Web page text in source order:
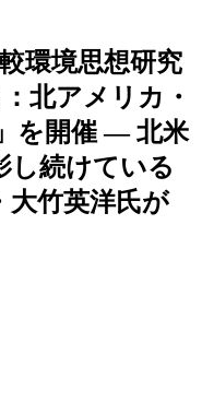
環境思想研究
北アメリカ・
を開催 — 北米
し続けている
大竹英洋氏が